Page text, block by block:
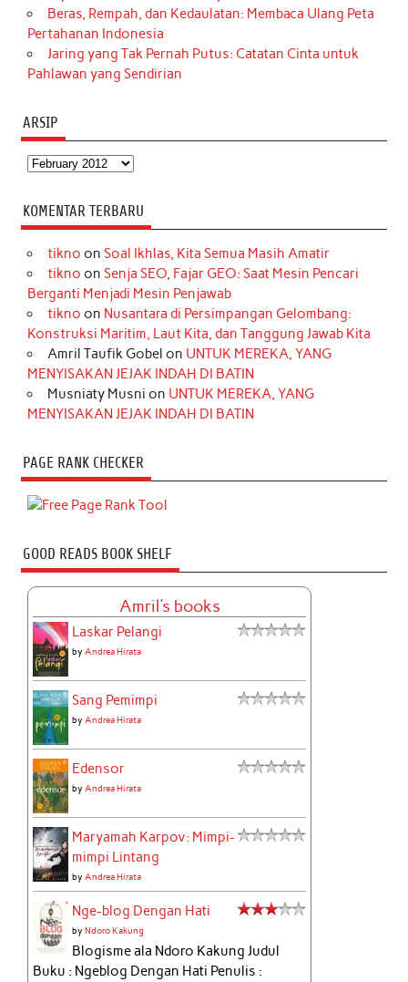
Beras, Rempah, dan Kedaulatan: Membaca Ulang Peta
Pertahanan Indonesia
Jaring yang Tak Pernah Putus: Catatan Cinta untuk
Pahlawan yang Sendirian
ARSIP
Arsip
KOMENTAR TERBARU
tikno on Soal Ikhlas, Kita Semua Masih Amatir
tikno on Senja SEO, Fajar GEO: Saat Mesin Pencari
Berganti Menjadi Mesin Penjawab
tikno on Nusantara di Persimpangan Gelombang:
Konstruksi Maritim, Laut Kita, dan Tanggung Jawab Kita
Amril Taufik Gobel on UNTUK MEREKA, YANG
MENYISAKAN JEJAK INDAH DI BATIN
Musniaty Musni on UNTUK MEREKA, YANG
MENYISAKAN JEJAK INDAH DI BATIN
PAGE RANK CHECKER
GOOD READS BOOK SHELF
Amril's books
Laskar Pelangi
byAndrea Hirata
Sang Pemimpi
byAndrea Hirata
Edensor
byAndrea Hirata
Maryamah Karpov: Mimpi-
mimpi Lintang
byAndrea Hirata
Nge-blog Dengan Hati
byNdoro Kakung
Blogisme ala Ndoro Kakung Judul
Buku : Ngeblog Dengan Hati Penulis :